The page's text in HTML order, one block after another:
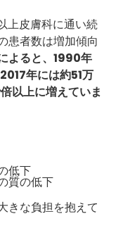
上皮膚科に通い続
患者数は増加傾向
よると、1990年
年には約51万
以上に増えていま
低下
質の低下
きな負担を抱えて